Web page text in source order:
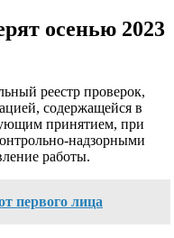
осенью 2023
реестр проверок,
содержащейся в
принятием, при
надзорными
работы.
первого лица